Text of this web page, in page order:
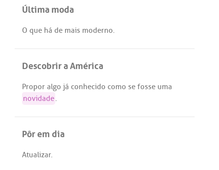
Última moda
O que há de mais moderno.
Descobrir a América
Propor algo já conhecido como se fosse uma
novidade.
Pôr em dia
Atualizar.